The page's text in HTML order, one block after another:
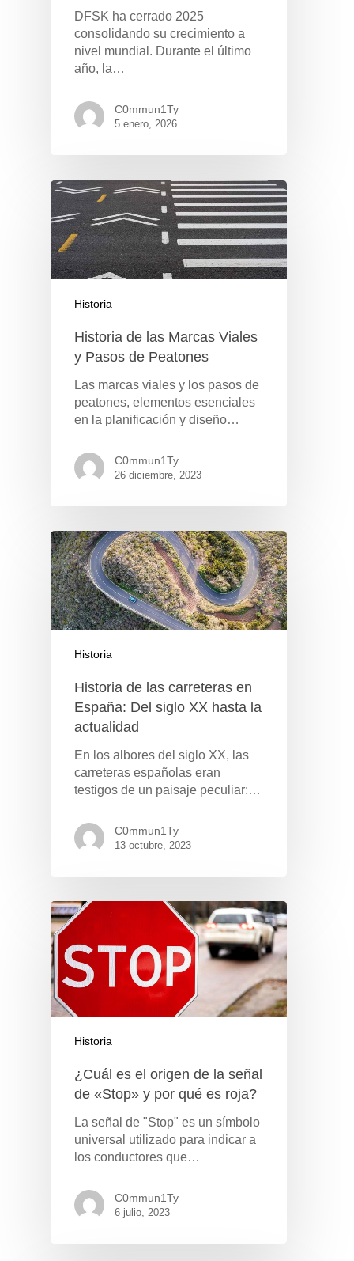
Pulse Enter para buscar o ESC para cerrar
DFSK ha cerrado 2025
consolidando su crecimiento a
nivel mundial. Durante el último
año, la…
C0mmun1Ty
5 enero, 2026
Historia
Historia de las Marcas Viales
y Pasos de Peatones
Las marcas viales y los pasos de
peatones, elementos esenciales
en la planificación y diseño…
C0mmun1Ty
26 diciembre, 2023
Historia
Historia de las carreteras en
España: Del siglo XX hasta la
actualidad
En los albores del siglo XX, las
carreteras españolas eran
testigos de un paisaje peculiar:…
C0mmun1Ty
13 octubre, 2023
Historia
¿Cuál es el origen de la señal
de «Stop» y por qué es roja?
La señal de "Stop" es un símbolo
universal utilizado para indicar a
los conductores que…
C0mmun1Ty
6 julio, 2023